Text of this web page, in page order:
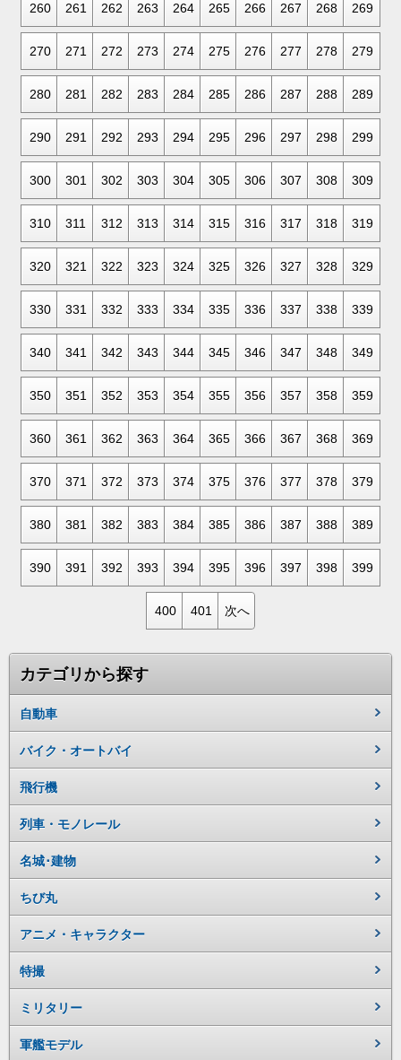
260 261 262 263 264 265 266 267 268 269
270 271 272 273 274 275 276 277 278 279
280 281 282 283 284 285 286 287 288 289
290 291 292 293 294 295 296 297 298 299
300 301 302 303 304 305 306 307 308 309
310 311 312 313 314 315 316 317 318 319
320 321 322 323 324 325 326 327 328 329
330 331 332 333 334 335 336 337 338 339
340 341 342 343 344 345 346 347 348 349
350 351 352 353 354 355 356 357 358 359
360 361 362 363 364 365 366 367 368 369
370 371 372 373 374 375 376 377 378 379
380 381 382 383 384 385 386 387 388 389
390 391 392 393 394 395 396 397 398 399
400 401 次へ
カテゴリから探す
自動車
バイク・オートバイ
飛行機
列車・モノレール
名城･建物
ちび丸
アニメ・キャラクター
特撮
ミリタリー
軍艦モデル